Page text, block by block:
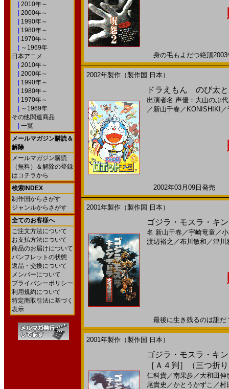
2010年～
2000年～
1990年～
1980年～
1970年～
～1969年
日本アニメ
2010年～
2000年～
1990年～
1980年～
1970年～
～1969年
その他関連商品
一覧
メールマガジン購読＆
解除
メールマガジン購読
（無料）＆解除の登録
はコチラから
検索INDEX
制作国からさがす
ジャンルからさがす
全てのお客様へ
ご注文方法について
お支払方法について
商品のお届けについて
パンフレットの状態
返品・交換について
メンバーについて
プライバシーポリシー
利用規約について
特定商取引法に基づく
表示
身の毛もよだつ絶頂
2002年製作（製作国 日本）
ドラえもん のび太
出演者名 声優：大山のぶ代
／ 新山千春 ／ KONISHIKI ／
2002年03月09日発売
2001年製作（製作国 日本）
ゴジラ・モスラ・キ
名 新山千春 ／宇崎竜童／
渡辺裕之 ／布川敏和 ／津川
最後に生き残るのは誰
2001年製作（製作国 日本）
ゴジラ・モスラ・キ
［Ａ４判］（三つ折
仁科貴／南果歩／ 大和田伸
尾貴史 ／かとうかずこ ／村